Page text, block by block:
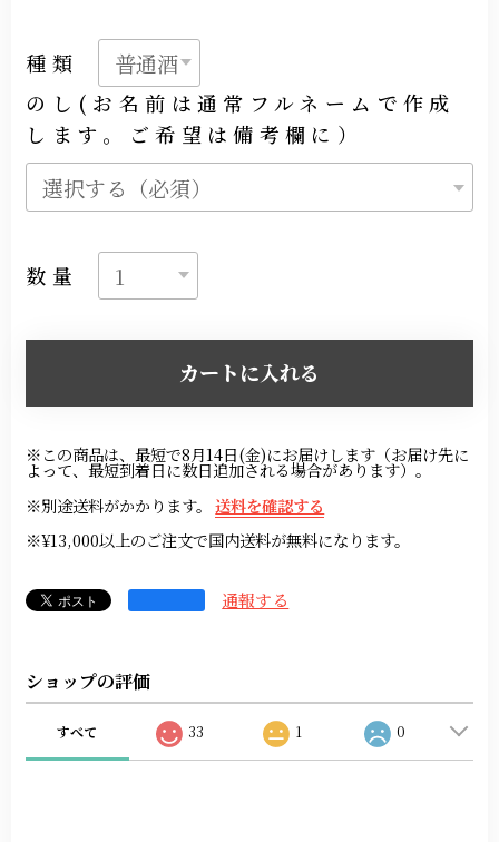
種類
のし(お名前は通常フルネームで作成
します。ご希望は備考欄に）
数量
カートに入れる
※この商品は、最短で8月14日(金)にお届けします（お届け先に
よって、最短到着日に数日追加される場合があります）。
※別途送料がかかります。
送料を確認する
※¥13,000以上のご注文で国内送料が無料になります。
通報する
ショップの評価
すべて 33 1 0